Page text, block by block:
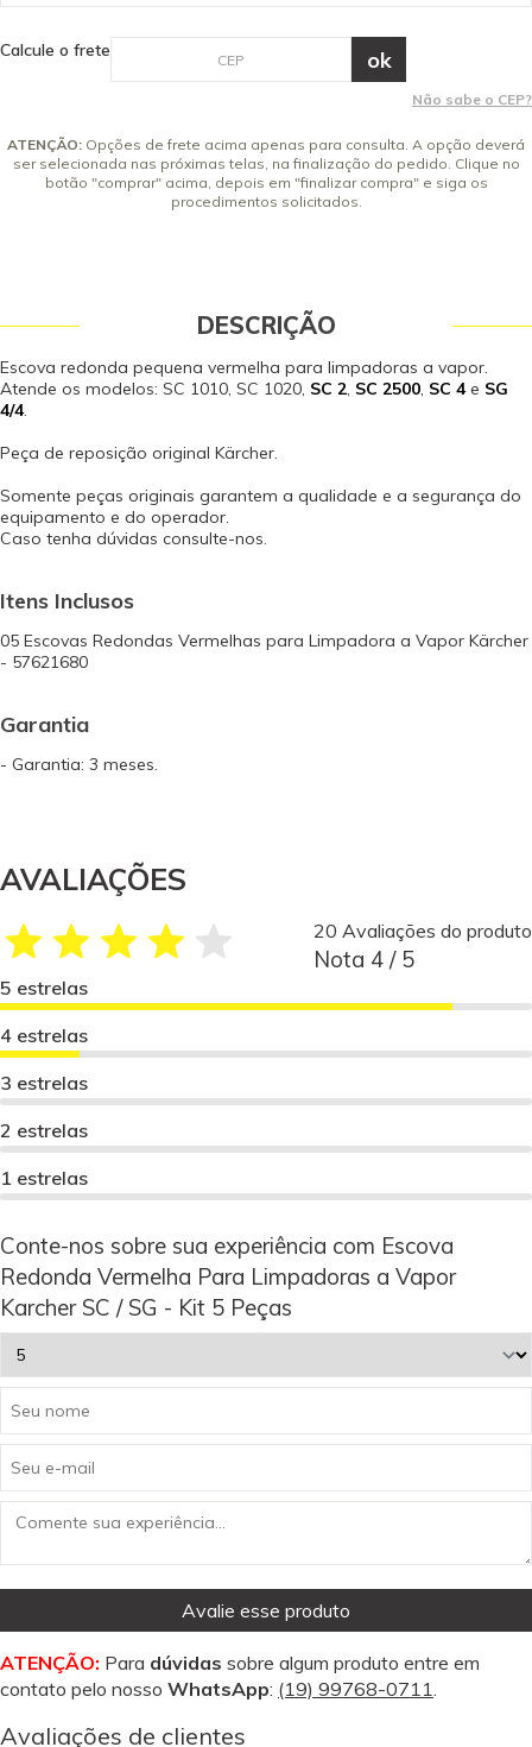
Calcule o frete
Não sabe o CEP?
ATENÇÃO: Opções de frete acima apenas para consulta. A opção deverá
ser selecionada nas próximas telas, na finalização do pedido. Clique no
botão "comprar" acima, depois em "finalizar compra" e siga os
procedimentos solicitados.
DESCRIÇÃO
Escova redonda pequena vermelha para limpadoras a vapor.
Atende os modelos: SC 1010, SC 1020, SC 2, SC 2500, SC 4e SG
4/4.
Peça de reposição original Kärcher.
Somente peças originais garantem a qualidade e a segurança do
equipamento e do operador.
Caso tenha dúvidas consulte-nos.
Itens Inclusos
05 Escovas Redondas Vermelhas para Limpadora a Vapor Kärcher
- 57621680
Garantia
- Garantia: 3 meses.
AVALIAÇÕES
20 Avaliações do produto
Nota 4 / 5
5 estrelas
4 estrelas
3 estrelas
2 estrelas
1 estrelas
Conte-nos sobre sua experiência com Escova
Redonda Vermelha Para Limpadoras a Vapor
Karcher SC / SG - Kit 5 Peças
Avalie esse produto
ATENÇÃO: Para dúvidas sobre algum produto entre em
contato pelo nosso WhatsApp: (19) 99768-0711.
Avaliações de clientes